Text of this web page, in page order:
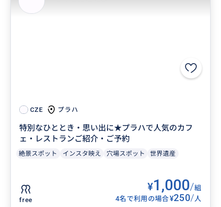
CZE プラハ
特別なひととき・思い出に★プラハで人気のカフ
ェ・レストランご紹介・ご予約
絶景スポット インスタ映え 穴場スポット 世界遺産
free
¥1,000/組
4名で利用の場合¥250/人